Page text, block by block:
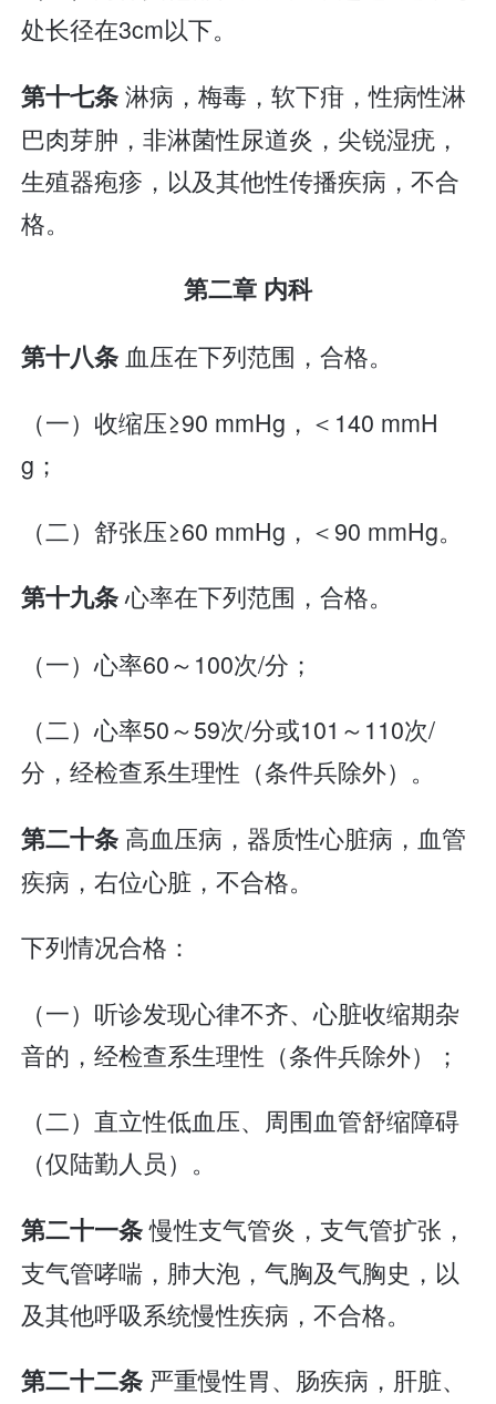
处长径在3cm以下。
第十七条淋病，梅毒，软下疳，性病性淋
巴肉芽肿，非淋菌性尿道炎，尖锐湿疣，
生殖器疱疹，以及其他性传播疾病，不合
格。
第二章 内科
第十八条 血压在下列范围，合格。
（一）收缩压≥90 mmHg，＜140 mmH
g；
（二）舒张压≥60 mmHg，＜90 mmHg。
第十九条心率在下列范围，合格。
（一）心率60～100次/分；
（二）心率50～59次/分或101～110次/
分，经检查系生理性（条件兵除外）。
第二十条 高血压病，器质性心脏病，血管
疾病，右位心脏，不合格。
下列情况合格：
（一）听诊发现心律不齐、心脏收缩期杂
音的，经检查系生理性（条件兵除外）；
（二）直立性低血压、周围血管舒缩障碍
（仅陆勤人员）。
第二十一条慢性支气管炎，支气管扩张，
支气管哮喘，肺大泡，气胸及气胸史，以
及其他呼吸系统慢性疾病，不合格。
第二十二条 严重慢性胃、肠疾病，肝脏、